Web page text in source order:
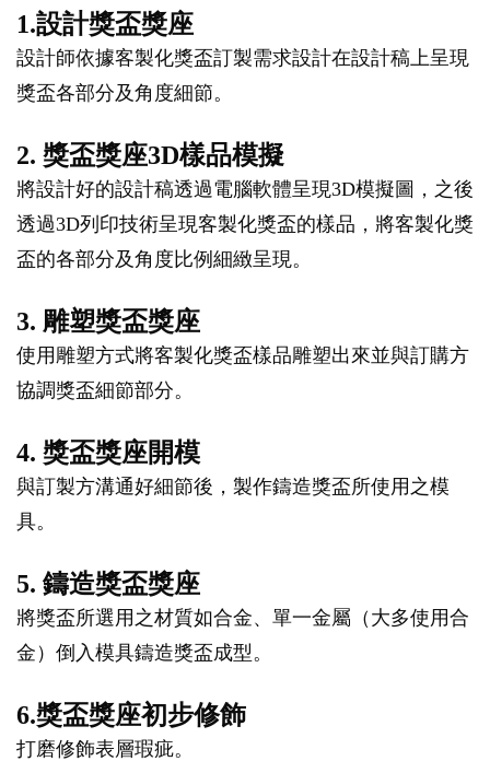
1.設計獎盃獎座
設計師依據客製化獎盃訂製需求設計在設計稿上呈現
獎盃各部分及角度細節。
2. 獎盃獎座3D樣品模擬
將設計好的設計稿透過電腦軟體呈現3D模擬圖，之後
透過3D列印技術呈現客製化獎盃的樣品，將客製化獎
盃的各部分及角度比例細緻呈現。
3. 雕塑獎盃獎座
使用雕塑方式將客製化獎盃樣品雕塑出來並與訂購方
協調獎盃細節部分。
4. 獎盃獎座開模
與訂製方溝通好細節後，製作鑄造獎盃所使用之模
具。
5. 鑄造獎盃獎座
將獎盃所選用之材質如合金、單一金屬（大多使用合
金）倒入模具鑄造獎盃成型。
6.獎盃獎座初步修飾
打磨修飾表層瑕疵。